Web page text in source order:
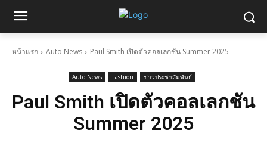
หน้าแรก Auto News Paul Smith เปิดตัวคอลเลกชัน Summer 2025
Auto News Fashion ข่าวประชาสัมพันธ์
Paul Smith เปิดตัวคอลเลกชัน
Summer 2025